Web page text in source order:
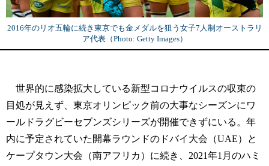
2016年のリオ五輪に続き東京でも金メダルを狙う女子7人制オーストラリ
ア代表（Photo: Getty Images）
世界的に感染拡大している新型コロナウイルスの収束の
目処が見えず、東京オリンピック前の大事なシーズンにワ
ールドラグビーセブンズシリーズが開催できずにいる。年
内に予定されていた開幕ラウンドのドバイ大会（UAE）と
ケープタウン大会（南アフリカ）に続き、2021年1月のハミ